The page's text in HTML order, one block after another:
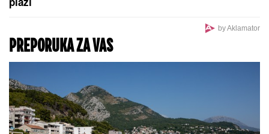
Nada Topčagić prekinula koncert, pa se obratila
OBEZBEĐENJU: "Ne mogu da skočim, slomiću
nogu!", evo šta se desilo